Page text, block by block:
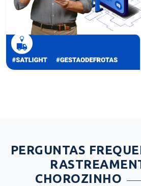
PERGUNTAS
CHOROZINHO